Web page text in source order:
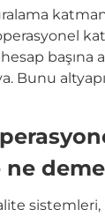
başına
Bunu
ne
sistemleri,